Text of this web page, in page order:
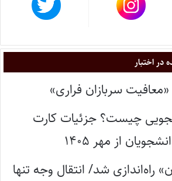
اختبار
سربازان فراری»
چیست؟ جزئیات کارت
از مهر ۱۴۰۵
راه‌اندازی شد/ انتقال وجه تنها